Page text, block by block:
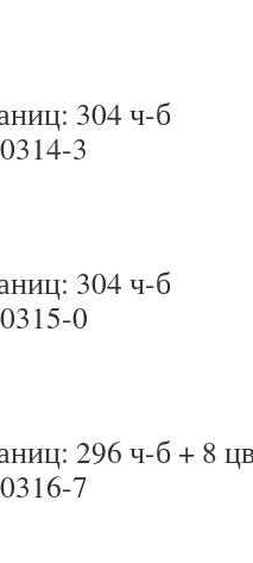
304 ч-б
3
304 ч-б
0
296 ч-б + 8
7